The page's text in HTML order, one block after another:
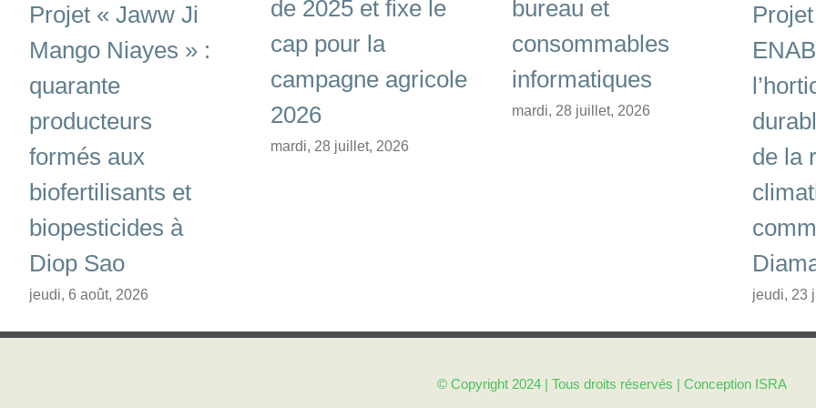
Projet « Jaww Ji
Mango Niayes » :
quarante
producteurs
formés aux
biofertilisants et
biopesticides à
Diop Sao
jeudi, 6 août, 2026
de 2025 et fixe le
cap pour la
campagne agricole
2026
mardi, 28 juillet, 2026
bureau et
consommables
informatiques
mardi, 28 juillet, 2026
Projet
de la
jeudi, 23
© Copyright 2024 | Tous droits réservés | Conception ISRA